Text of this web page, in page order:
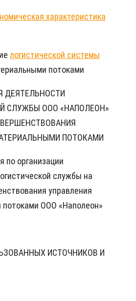
характеристика
логистической системы
потоками
ДЕЯТЕЛЬНОСТИ
СЛУЖБЫ ООО «НАПОЛЕОН»
ПОТОКАМИ
по организации
службы на
управления
ООО «Наполеон»
ИСТОЧНИКОВ И